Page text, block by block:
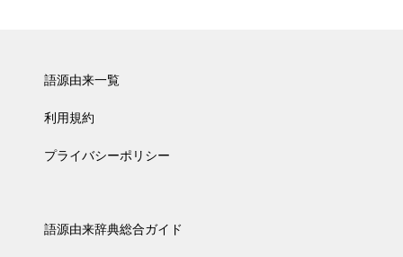
語源由来一覧
利用規約
プライバシーポリシー
語源由来辞典総合ガイド